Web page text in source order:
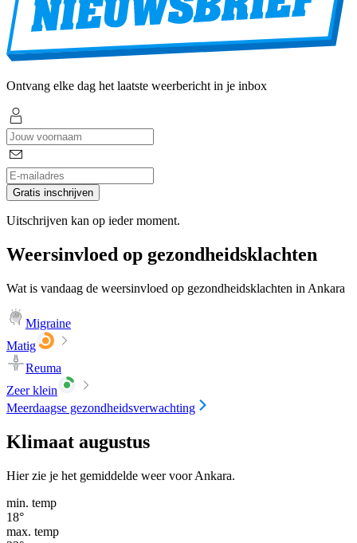
Ontvang elke dag het laatste weerbericht in je inbox
Gratis inschrijven
Uitschrijven kan op ieder moment.
Weersinvloed op gezondheidsklachten
Wat is vandaag de weersinvloed op gezondheidsklachten in Ankara
Migraine
Matig
Reuma
Zeer klein
Meerdaagse gezondheidsverwachting
Klimaat augustus
Hier zie je het gemiddelde weer voor Ankara.
min. temp
18°
max. temp